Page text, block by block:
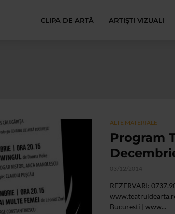
CLIPA DE ARTĂ ARTIȘTI VIZUALI
ALTE MATERIALE
Program
03/12/2014
REZERVARI:
Bucuresti | www...